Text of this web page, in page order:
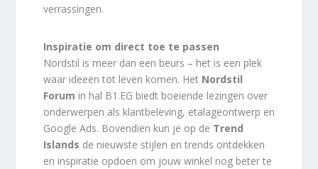
verrassingen.
Inspiratie om direct toe te passen
Nordstil is meer dan een beurs – het is een plek
waar ideeën tot leven komen. Het Nordstil
Forum in hal B1.EG biedt boeiende lezingen over
onderwerpen als klantbeleving, etalageontwerp en
Google Ads. Bovendien kun je op de Trend
Islands de nieuwste stijlen en trends ontdekken
en inspiratie opdoen om jouw winkel nog beter te